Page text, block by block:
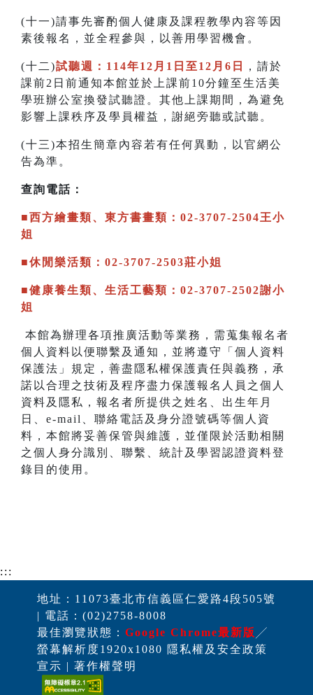
(十一)請事先審酌個人健康及課程教學內容等因
素後報名，並全程參與，以善用學習機會。
(十二)試聽週：114年12月1日至12月6日
，請於
課前2日前通知本館並於上課前10分鐘至生活美
學班辦公室換發試聽證。其他上課期間，為避免
影響上課秩序及學員權益，謝絕旁聽或試聽。
(十三)本招生簡章內容若有任何異動，以官網公
告為準。
查詢電話：
■西方繪畫類、東方書畫類：02-3707-2504王小
姐
■休閒樂活類：02-3707-2503莊小姐
■健康養生類、生活工藝類：02-3707-2502謝小
姐
本館為辦理各項推廣活動等業務，需蒐集報名者
個人資料以便聯繫及通知，並將遵守「個人資料
保護法」規定，善盡隱私權保護責任與義務，承
諾以合理之技術及程序盡力保護報名人員之個人
資料及隱私，報名者所提供之姓名、出生年月
日、e-mail、聯絡電話及身分證號碼等個人資
料，本館將妥善保管與維護，並僅限於活動相關
之個人身分識別、聯繫、統計及學習認證資料登
錄目的使用。
:::
地址：11073臺北市信義區仁愛路4段505號
| 電話：(02)2758-8008
最佳瀏覽狀態： Google Chrome最新版 ╱
螢幕解析度1920x1080 隱私權及安全政策
宣示 | 著作權聲明